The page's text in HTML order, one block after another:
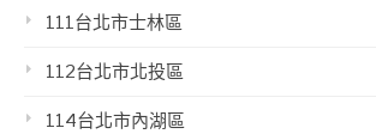
111台北市士林區
112台北市北投區
114台北市內湖區